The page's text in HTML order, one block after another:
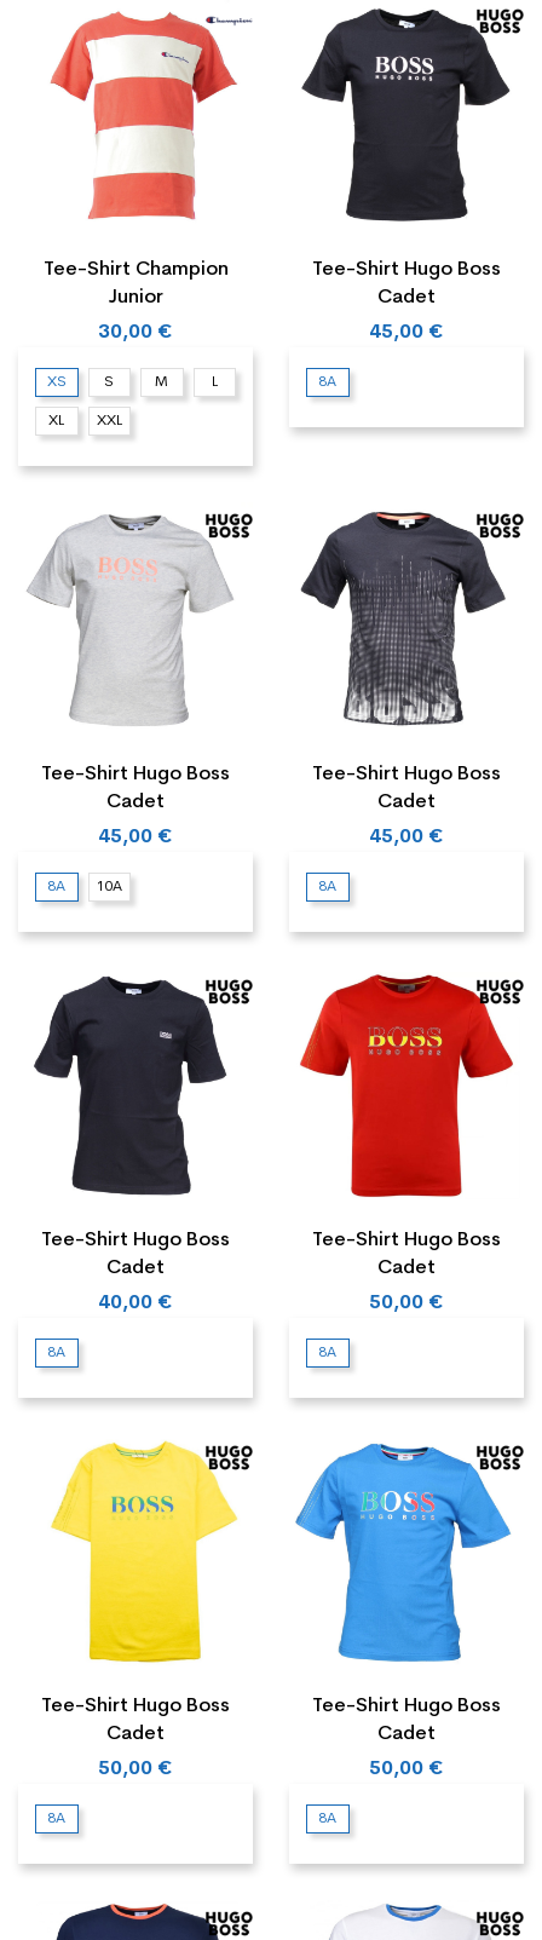
Tee-Shirt Champion
Junior
30,00 €
XS S M L
XL XXL
Tee-Shirt Hugo Boss
Cadet
45,00 €
8A
Tee-Shirt Hugo Boss
Cadet
45,00 €
8A 10A
Tee-Shirt Hugo Boss
Cadet
45,00 €
8A
Tee-Shirt Hugo Boss
Cadet
40,00 €
8A
Tee-Shirt Hugo Boss
Cadet
50,00 €
8A
Tee-Shirt Hugo Boss
Cadet
50,00 €
8A
Tee-Shirt Hugo Boss
Cadet
50,00 €
8A